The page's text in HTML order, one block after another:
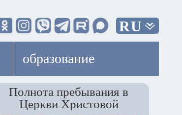
RU
образование
Полнота пребывания в
Церкви Христовой